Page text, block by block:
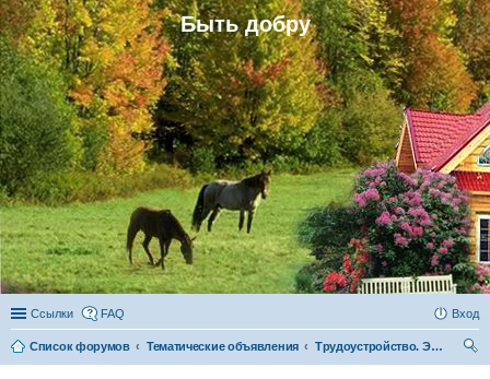
Быть добру
Ссылки FAQ Вход
Список форумов Тематические объявления
Трудоустройство. Экодело